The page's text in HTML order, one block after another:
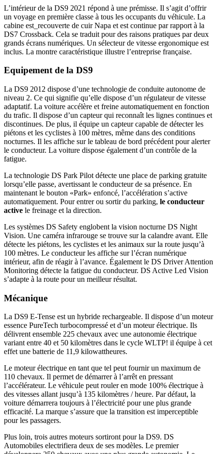
L’intérieur de la DS9 2021 répond à une prémisse. Il s’agit d’offrir
un voyage en première classe à tous les occupants du véhicule. La
cabine est_recouverte de cuir Napa et est continue par rapport à la
DS7 Crossback. Cela se traduit pour des raisons pratiques par deux
grands écrans numériques. Un sélecteur de vitesse ergonomique est
inclus. La montre caractéristique illustre l’entreprise française.
Equipement de la DS9
La DS9 2012 dispose d’une technologie de conduite autonome de
niveau 2. Ce qui signifie qu’elle dispose d’un régulateur de vitesse
adaptatif. La voiture accélère et freine automatiquement en fonction
du trafic. Il dispose d’un capteur qui reconnaît les lignes continues et
discontinues. De plus, il équipe un capteur capable de détecter les
piétons et les cyclistes à 100 mètres, même dans des conditions
nocturnes. Il les affiche sur le tableau de bord précédent pour alerter
le conducteur. La voiture dispose également d’un contrôle de la
fatigue.
La technologie DS Park Pilot détecte une place de parking gratuite
lorsqu’elle passe, avertissant le conducteur de sa présence. En
maintenant le bouton «Park» enfoncé, l’accélération s’active
automatiquement. Pour entrer ou sortir du parking, le conducteur
active le freinage et la direction.
Les systèmes DS Safety englobent la vision nocturne DS Night
Vision. Une caméra infrarouge se trouve sur la calandre avant. Elle
détecte les piétons, les cyclistes et les animaux sur la route jusqu’à
100 mètres. Le conducteur les affiche sur l’écran numérique
intérieur, afin de réagir à l’avance. Également le DS Driver Attention
Monitoring détecte la fatigue du conducteur. DS Active Led Vision
s’adapte à la route pour un meilleur résultat.
Mécanique
La DS9 E-Tense est un hybride rechargeable. Il dispose d’un moteur
essence PureTech turbocompressé et d’un moteur électrique. Ils
délivrent ensemble 225 chevaux avec une autonomie électrique
variant entre 40 et 50 kilomètres dans le cycle WLTP! il équipe à cet
effet une batterie de 11,9 kilowattheures.
Le moteur électrique en tant que tel peut fournir un maximum de
110 chevaux. Il permet de démarrer à l’arrêt en pressant
l’accélérateur. Le véhicule peut rouler en mode 100% électrique à
des vitesses allant jusqu’à 135 kilomètres / heure. Par défaut, la
voiture démarrera toujours à l’électricité pour une plus grande
efficacité. La marque s’assure que la transition est imperceptible
pour les passagers.
Plus loin, trois autres moteurs sortiront pour la DS9. DS
Automobiles electrifiera deux de ses modèles. Le premier